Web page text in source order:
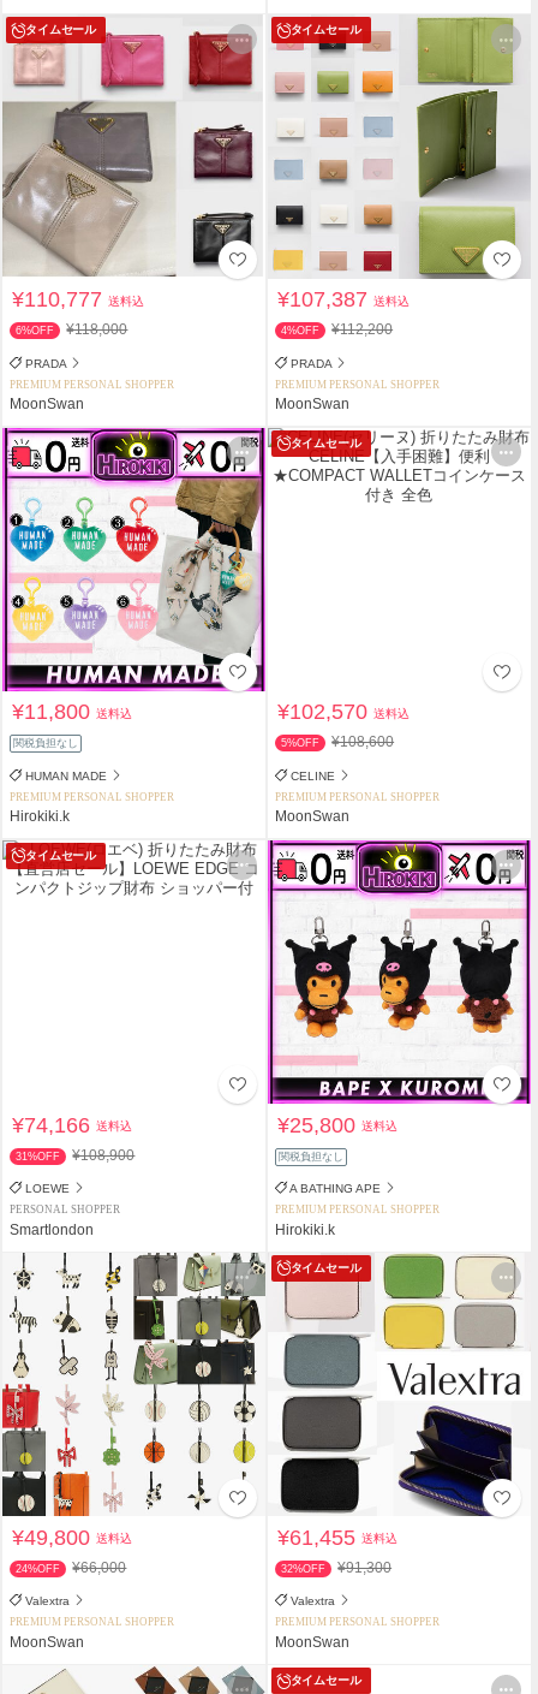
タイムセール
¥110,777送料込
6%OFF ¥118,000
PRADA
PREMIUM PERSONAL SHOPPER
MoonSwan
タイムセール
¥107,387送料込
4%OFF ¥112,200
PRADA
PREMIUM PERSONAL SHOPPER
MoonSwan
¥11,800送料込
関税負担なし
HUMAN MADE
PREMIUM PERSONAL SHOPPER
Hirokiki.k
タイムセール
¥102,570送料込
5%OFF ¥108,600
CELINE
PREMIUM PERSONAL SHOPPER
MoonSwan
タイムセール
¥74,166送料込
31%OFF ¥108,900
LOEWE
PERSONAL SHOPPER
Smartlondon
¥25,800送料込
関税負担なし
A BATHING APE
PREMIUM PERSONAL SHOPPER
Hirokiki.k
¥49,800送料込
24%OFF ¥66,000
Valextra
PREMIUM PERSONAL SHOPPER
MoonSwan
タイムセール
¥61,455送料込
32%OFF ¥91,300
Valextra
PREMIUM PERSONAL SHOPPER
MoonSwan
タイムセール